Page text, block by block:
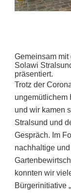
Gemeinsam mit
Solawi
präsentiert.
Trotz der
ungemütlichem
und wir kamen
Stralsund und
Gespräch. Im
nachhaltige
konnten wir
Bürgerinitiative